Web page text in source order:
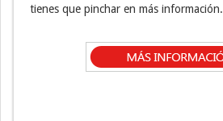
tienes que pinchar en más información.